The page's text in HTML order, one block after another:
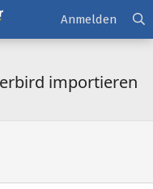
Anmelden
importieren